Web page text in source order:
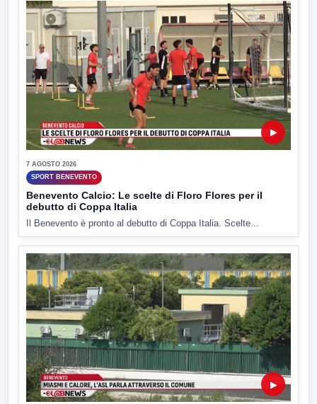
▶
7 AGOSTO 2026
SPORT BENEVENTO
Benevento Calcio: Le scelte di Floro Flores per il
debutto di Coppa Italia
Il Benevento è pronto al debutto di Coppa Italia. Scelte...
▶